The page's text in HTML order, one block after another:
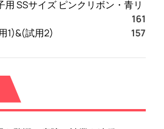
用 SSサイズ ピンクリボン・青リ
161
1)&(試用2)
157